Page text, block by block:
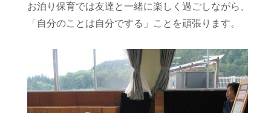
お泊り保育では友達と一緒に楽しく過ごしながら、
「自分のことは自分でする」ことを頑張ります。